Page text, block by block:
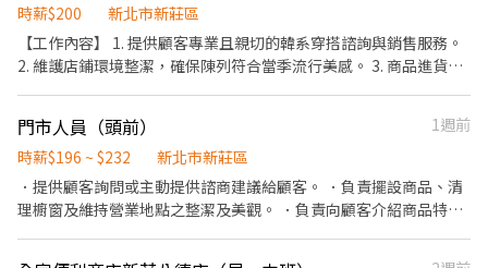
新莊區福壽街173號1樓 新莊文衡 - 智取店 → 新北市新莊區中正路
315之1號與309之5號1樓 新莊天祥 - 智取店 → 新北市新莊區新北大
道七段235號1樓 新莊建中 - 智取店 → 新北市新莊區建中街104號1
北市新莊區中安街5巷21號1樓 新莊八德 - 智取店 → 新北市新莊區
八德街81號1樓 新莊幸福 - 智取店 → 新北市新莊區幸福路27號1樓
新莊化成 - 智取店 → 新北市新莊區化成路146號1樓 新莊昌平 - 智取
店 → 新北市新莊區榮華路一段115號1樓 新莊輔大 - 智取店 → 新北
市新莊區中正路516之32號1樓 新莊昌盛 - 智取店 → 新北市新莊區
昌盛街70號1樓 新莊西盛 - 智取店 → 新北市新莊區西盛街441號1樓
半小時到一小時 實際排班時數依主管安排 【薪資待遇】 ▶️一般店
時薪206-412 (國定假日雙倍薪) ▶️智取店 時薪214-508 (國定假日雙
倍薪) 【休假制度】 排班制，一周至少給4天班 (假日需可配合排班)
一般店晚班假日需可配合6H 【工作地點】 ⭐一般店⭐ 新莊五工店 新
北市新莊區五工路92號1樓 新莊民安二店 新北市新莊區民安西路50
號1樓 新莊建福店 新北市新莊區建福路59巷13號1樓 新莊雙鳳店 新
樓 新莊民安店 新北市新莊區民安西路201號1樓 新莊中平店 新北市
新莊區中平路184巷32號1樓 ⭐智取店⭐ 新莊潭底 - 智取店 新北市新
莊區成功街1號1樓(HD hub) 新莊安國 - 智取店 新北市新莊區頭前路
38號1樓 新莊體育 - 智取店 新北市新莊區公園路95號1樓 新莊中港
二 - 智取店 新北市新莊區中港一街126號1樓 新莊中正 - 智取店 新北
時薪$200
新北市新莊區
【工作內容】 1. 提供顧客專業且親切的韓系穿搭諮詢與銷售服務。
2. 維護店鋪環境整潔，確保陳列符合當季流行美感。 3. 商品進貨入
牌！ • 溝通高手： 善於與人互動，能精準推薦顧客喜愛的單品。
• 細心負責： 具備責任感，能有效率地完成團隊目標與主管交辦事
項。
門市人員（頭前）
1週前
時薪$196 ~ $232
新北市新莊區
．提供顧客詢問或主動提供諮商建議給顧客。 ．負責擺設商品、清
理櫥窗及維持營業地點之整潔及美觀。 ．負責向顧客介紹商品特